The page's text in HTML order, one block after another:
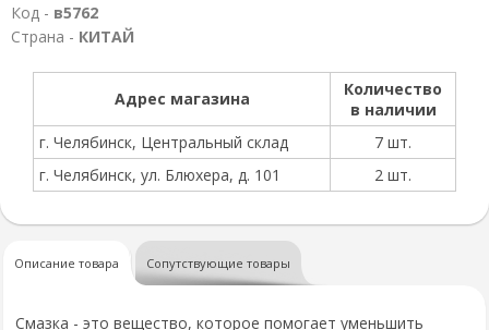
Код - в5762
Страна - КИТАЙ
Адрес магазина
Количество
в наличии
г. Челябинск, Центральный склад
7 шт.
г. Челябинск, ул. Блюхера, д. 101
2 шт.
Описание товара Сопутствующие товары
Смазка - это вещество, которое помогает уменьшить